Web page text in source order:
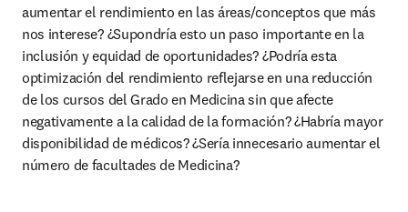
aumentar el rendimiento en las áreas/conceptos que más
nos interese? ¿Supondría esto un paso importante en la
inclusión y equidad de oportunidades? ¿Podría esta
optimización del rendimiento reflejarse en una reducción
de los cursos del Grado en Medicina sin que afecte
negativamente a la calidad de la formación? ¿Habría mayor
disponibilidad de médicos? ¿Sería innecesario aumentar el
número de facultades de Medicina?